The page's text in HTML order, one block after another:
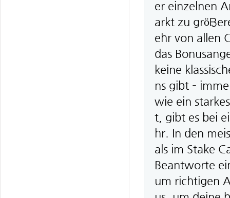
er einzelnen
arkt zu
ehr von allen
das
keine
ns gibt –
wie ein
t, gibt es bei
hr. In den
als im Stake
Beantworte
um richtigen